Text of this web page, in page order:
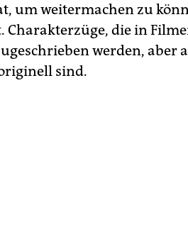
um weitermachen zu
Charakterzüge, die in
werden, aber
sind.